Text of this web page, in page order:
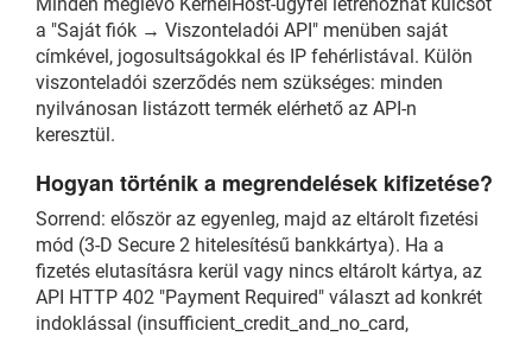
a "Saját fiók → Viszonteladói API" menüben saját
címkével, jogosultságokkal és IP fehérlistával. Külön
viszonteladói szerződés nem szükséges: minden
nyilvánosan listázott termék elérhető az API-n
keresztül.
Hogyan történik a megrendelések kifizetése?
Sorrend: először az egyenleg, majd az eltárolt fizetési
mód (3-D Secure 2 hitelesítésű bankkártya). Ha a
fizetés elutasításra kerül vagy nincs eltárolt kártya, az
API HTTP 402 "Payment Required" választ ad konkrét
indoklással (insufficient_credit_and_no_card,